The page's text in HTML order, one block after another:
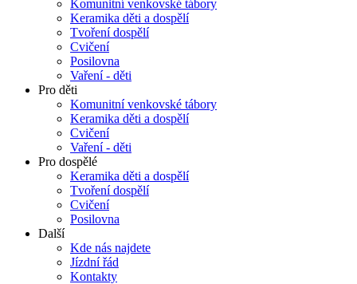
Komunitní venkovské tábory
Keramika děti a dospělí
Tvoření dospělí
Cvičení
Posilovna
Vaření - děti
Pro děti
Komunitní venkovské tábory
Keramika děti a dospělí
Cvičení
Vaření - děti
Pro dospělé
Keramika děti a dospělí
Tvoření dospělí
Cvičení
Posilovna
Další
Kde nás najdete
Jízdní řád
Kontakty